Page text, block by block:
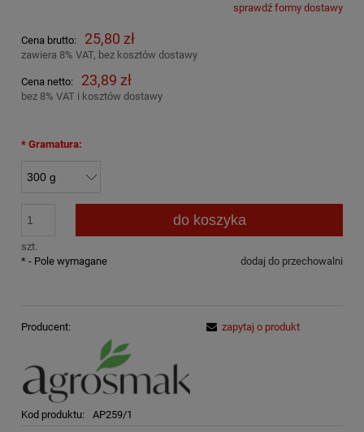
Cena nie zawiera ewentualnych kosztów płatnościsprawdź formy dostawy
Cena brutto: 25,80 zł
zawiera 8% VAT, bez kosztów dostawy
Cena netto: 23,89 zł
bez 8% VAT i kosztów dostawy
* Gramatura:
szt.
do koszyka
dodaj do przechowalni
* - Pole wymagane
Producent:
Kod produktu: AP259/1
zapytaj o produkt